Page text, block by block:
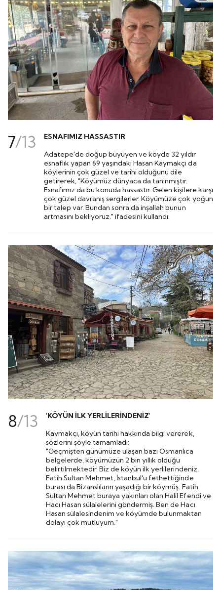
7/13
ESNAFIMIZ HASSASTIR
Adatepe'de doğup büyüyen ve köyde 32 yıldır
esnaflık yapan 69 yaşındaki Hasan Kaymakçı da
köylerinin çok güzel ve tarihi olduğunu dile
getirerek, "Köyümüz dünyaca da tanınmıştır.
Esnafımız da bu konuda hassastır. Gelen kişilere karşı
çok güzel davranış sergilerler. Köyümüze çok yoğun
bir talep var. Bundan sonra da inşallah bunun
artmasını bekliyoruz." ifadesini kullandı.
8/13
'KÖYÜN İLK YERLİLERİNDENİZ'
Kaymakçı, köyün tarihi hakkında bilgi vererek,
sözlerini şöyle tamamladı:
"Geçmişten günümüze ulaşan bazı Osmanlıca
belgelerde, köyümüzün 2 bin yıllık olduğu
belirtilmektedir. Biz de köyün ilk yerlilerindeniz.
Fatih Sultan Mehmet, İstanbul'u fethettiğinde
burası da Bizanslıların yaşadığı bir köymüş. Fatih
Sultan Mehmet buraya yakınları olan Halil Efendi ve
Hacı Hasan sülalelerini göndermiş. Ben de Hacı
Hasan sülalesindenim ve köyümde bulunmaktan
dolayı çok mutluyum."